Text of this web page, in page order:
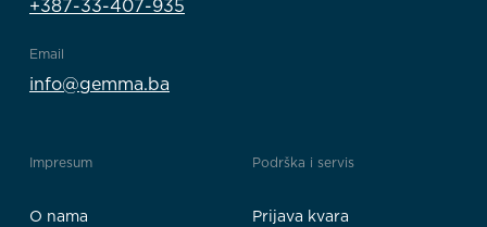
+387-33-407-935
Email
info@gemma.ba
Impresum
O nama
Podrška i servis
Prijava kvara